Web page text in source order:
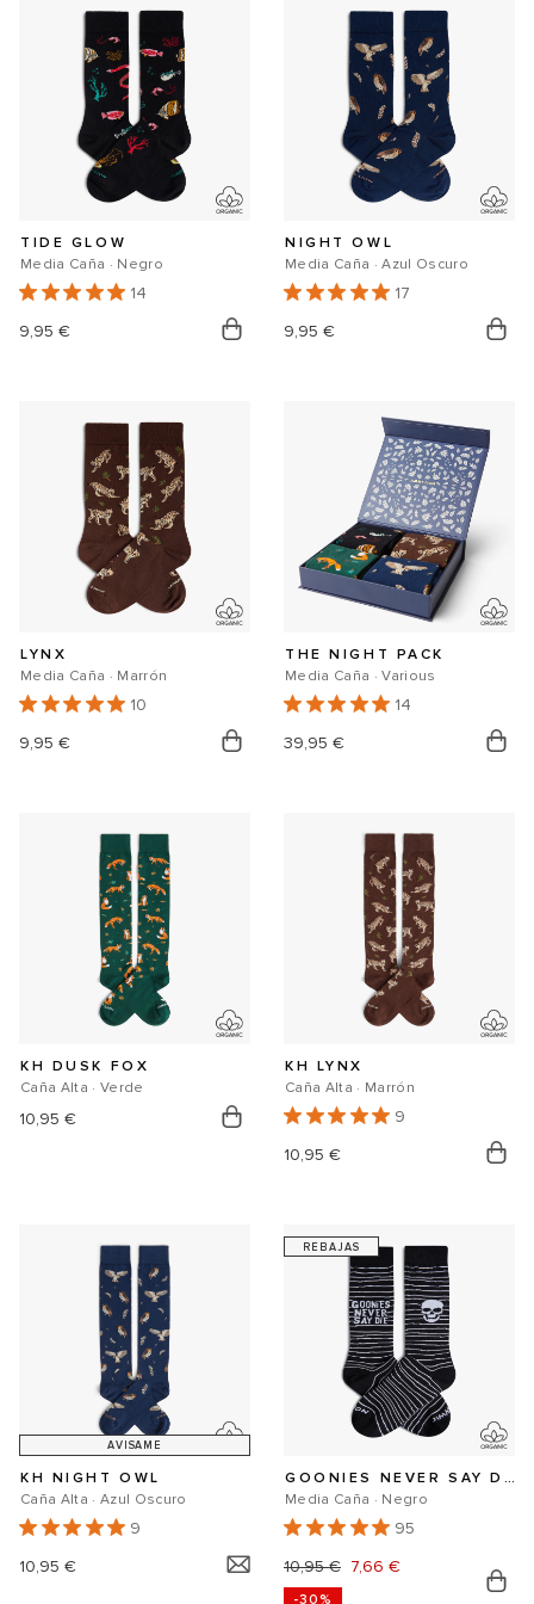
TIDE GLOW
Media Caña · Negro
14
Precio
9,95 €
NIGHT OWL
Media Caña · Azul Oscuro
17
Precio
9,95 €
LYNX
Media Caña · Marrón
10
Precio
9,95 €
THE NIGHT PACK
Media Caña · Various
14
Precio
39,95 €
KH DUSK FOX
Caña Alta · Verde
Precio
10,95 €
KH LYNX
Caña Alta · Marrón
9
Precio
10,95 €
AVISAME
KH NIGHT OWL
Caña Alta · Azul Oscuro
9
Precio
10,95 €
REBAJAS
GOONIES NEVER SAY DIE
Media Caña · Negro
95
Precio
10,95 €
Precio
7,66 €
-30%